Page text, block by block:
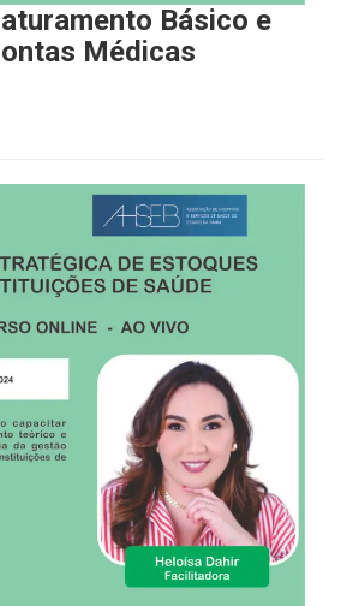
Básico e
Médicas